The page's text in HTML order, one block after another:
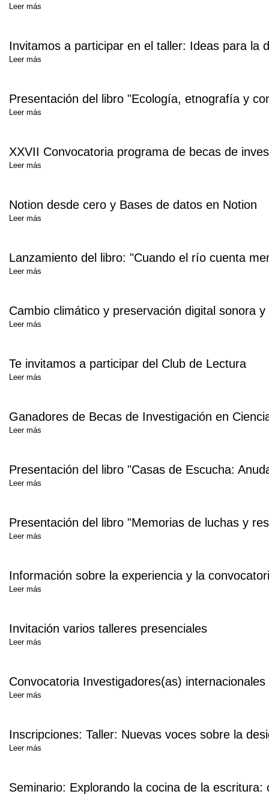
Leer más
Invitamos a participar en el taller: Ideas para la
Leer más
Presentación del libro "Ecología, etnografía y
Leer más
XXVII Convocatoria programa de becas de
Leer más
Notion desde cero y Bases de datos en Notion
Leer más
Lanzamiento del libro: "Cuando el río cuenta
Leer más
Cambio climático y preservación digital sonora y
Leer más
Te invitamos a participar del Club de Lectura
Leer más
Ganadores de Becas de Investigación en
Leer más
Presentación del libro "Casas de Escucha:
Leer más
Presentación del libro "Memorias de luchas y
Leer más
Información sobre la experiencia y la
Leer más
Invitación varios talleres presenciales
Leer más
Convocatoria Investigadores(as) internacionales
Leer más
Inscripciones: Taller: Nuevas voces sobre la
Leer más
Seminario: Explorando la cocina de la